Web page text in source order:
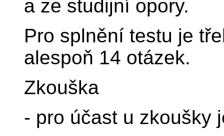
a ze studijní opory.
Pro splnění testu je
alespoň 14 otázek.
Zkouška
- pro účast u zkoušky